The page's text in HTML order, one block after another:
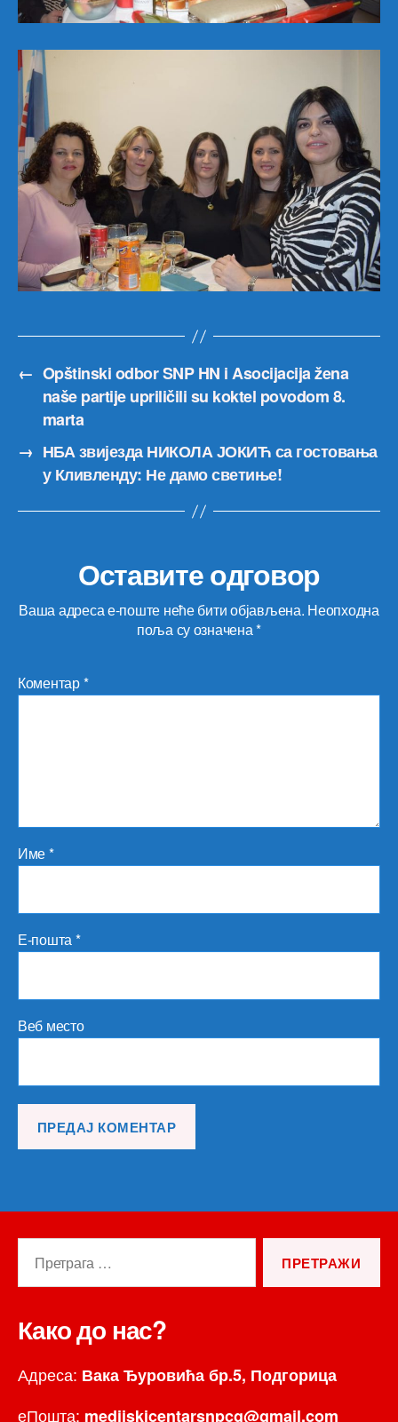
← Opštinski odbor SNP HN i Asocijacija žena
naše partije upriličili su koktel povodom 8.
marta
→ НБА звијезда НИКОЛА ЈОКИЋ са гостовања
у Кливленду: Не дамо светиње!
Оставите одговор
Ваша адреса е-поште неће бити објављена. Неопходна
поља су означена*
Коментар*
Име*
Е-пошта*
Веб место
Како до нас?
Адреса: Вака Ђуровића бр.5, Подгорица
еПошта: medijskicentarsnpcg@gmail.com